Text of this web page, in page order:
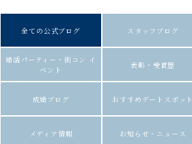
全ての公式ブログ スタッフブログ
婚活パーティー・街コン イ
ベント
表彰・受賞歴
成婚ブログ おすすめデートスポット
メディア情報 お知らせ・ニュース